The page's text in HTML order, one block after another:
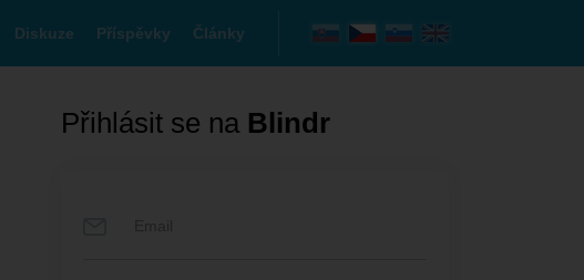
Diskuze Příspěvky Články
Přihlásit se na Blindr